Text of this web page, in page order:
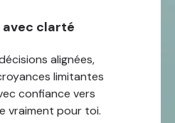
avec clarté
alignées,
limitantes
confiance vers
vraiment pour toi.